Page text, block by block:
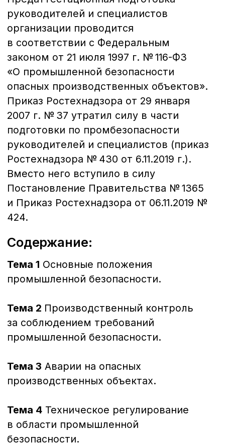
Тема 7
Общие требования
к эксплуатации оборудования,
работающего под давлением,
на опасных производственных
объектах.
Тема 8Эксплуатация котлов (паровых,
водогрейных, с органическими
и неорганическими теплоносителями)
на опасных производственных
Тема 9Эксплуатация трубопроводов
пара и горячей воды на опасных
производственных объектах.
Тема 10Эксплуатация сосудов,
работающих под давлением,
на опасных производственных
объектах.
Тема 11Эксплуатация медицинских
и водолазных барокамер на опасных
производственных объектах.
Тема 12 Наполнение, техническое
баллонов для хранения
и транспортирования сжатых,
сжиженных и растворенных под
давлением газов, применяемых
на опасных производственных
Деятельность, связанная
с проектированием, строительством,
ремонтом и техническим
производственных объектов,
монтажом (демонтажем), наладкой,